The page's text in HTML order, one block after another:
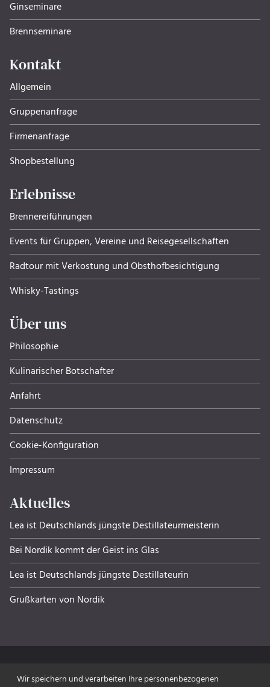
Ginseminare
Brennseminare
Kontakt
Allgemein
Gruppenanfrage
Firmenanfrage
Shopbestellung
Erlebnisse
Brennereiführungen
Events für Gruppen, Ver­eine und Rei­se­ge­sell­schaf­ten
Radtour mit Verkostung und Obsthof­be­sich­ti­gung
Whisky-Tastings
Über uns
Philosophie
Kulinarischer Botschafter
Anfahrt
Datenschutz
Cookie-Konfiguration
Impressum
Aktuelles
Lea ist Deutschlands jüngste Destillateurmeisterin
Bei Nordik kommt der Geist ins Glas
Lea ist Deutschlands jüngste Destillateurin
Grußkarten von Nordik
Wir speichern und verarbeiten Ihre personenbezogenen